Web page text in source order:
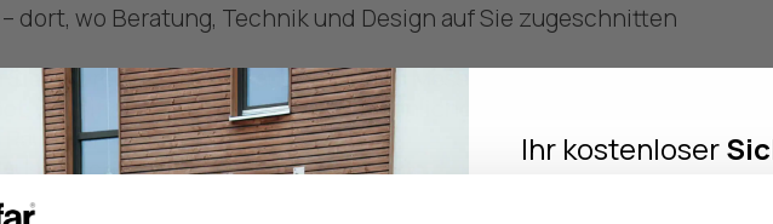
dort, wo Beratung, Technik und Design auf Sie zugeschnitten
uns regelmäßig auf ausgewählten Messen.
um Biffar live zu erleben: mit persönlicher Beratung, echten
für Ihre Fragen.
– vor Ort und auf Augenhöhe.
Ihr kostenloser